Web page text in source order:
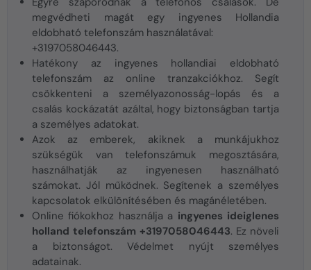
megvédheti magát egy ingyenes Hollandia
eldobható telefonszám használatával:
+3197058046443.
Hatékony az ingyenes hollandiai eldobható
telefonszám az online tranzakciókhoz. Segít
csökkenteni a személyazonosság-lopás és a
csalás kockázatát azáltal, hogy biztonságban tartja
a személyes adatokat.
Azok az emberek, akiknek a munkájukhoz
szükségük van telefonszámuk megosztására,
használhatják az ingyenesen használható
számokat. Jól működnek. Segítenek a személyes
kapcsolatok elkülönítésében és magánéletében.
Online fiókokhoz használja a ingyenes ideiglenes
holland telefonszám +3197058046443. Ez növeli
a biztonságot. Védelmet nyújt személyes
adatainak.